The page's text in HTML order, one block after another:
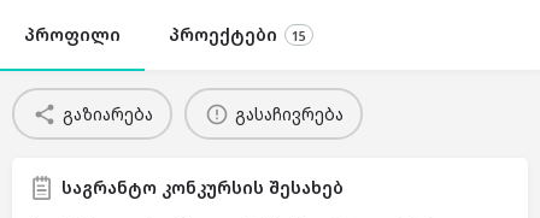
პროფილი პროექტები 15
გაზიარება გასაჩივრება
საგრანტო კონკურსის შესახებ